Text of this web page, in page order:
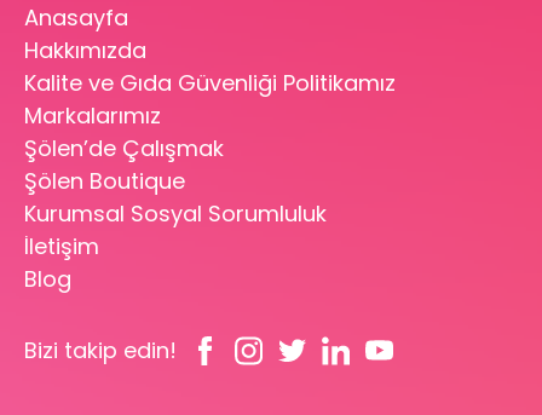
Anasayfa
Hakkımızda
Kalite ve Gıda Güvenliği Politikamız
Markalarımız
Şölen’de Çalışmak
Şölen Boutique
Kurumsal Sosyal Sorumluluk
İletişim
Blog
Bizi takip edin!